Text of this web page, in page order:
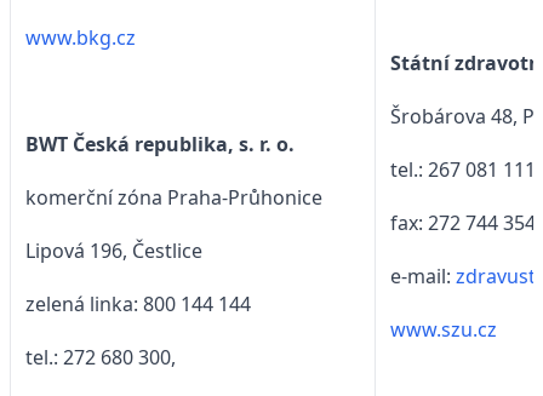
www.bkg.cz
BWT Česká republika, s. r. o.
komerční zóna Praha-Průhonice
Lipová 196, Čestlice
zelená linka: 800 144 144
tel.: 272 680 300,
Státní
Šrobárova 48,
tel.: 267 081 111,
fax: 272 744 354
e-mail:
www.szu.cz